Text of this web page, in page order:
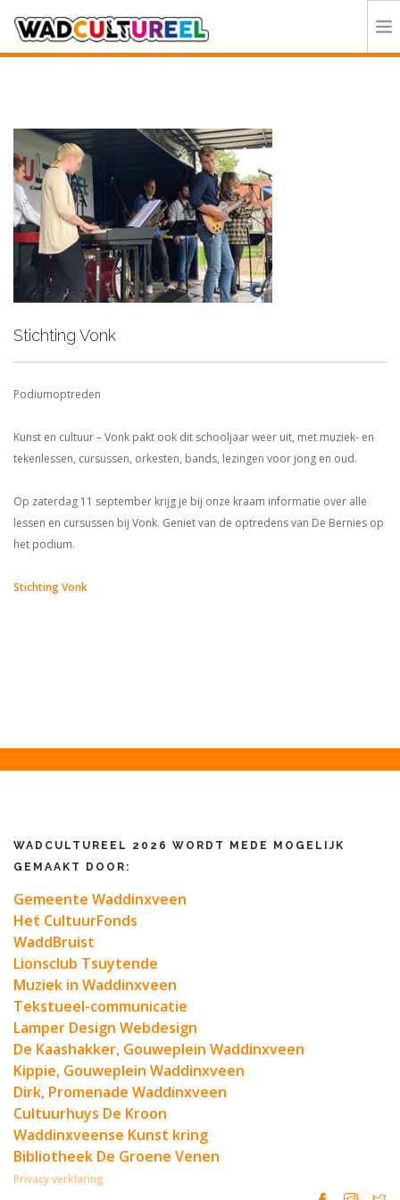
DEELNEMERS
DOE MEE
CONTACT
ORGANISATIE
Stichting Vonk
Podiumoptreden
Kunst en cultuur – Vonk pakt ook dit schooljaar weer uit, met muziek- en
tekenlessen, cursussen, orkesten, bands, lezingen voor jong en oud.
Op zaterdag 11 september krijg je bij onze kraam informatie over alle
lessen en cursussen bij Vonk. Geniet van de optredens van De Bernies op
het podium.
Stichting Vonk
WADCULTUREEL 2026 WORDT MEDE MOGELIJK
GEMAAKT DOOR:
Gemeente Waddinxveen
Het CultuurFonds
WaddBruist
Lionsclub Tsuytende
Muziek in Waddinxveen
Tekstueel-communicatie
Lamper Design Webdesign
De Kaashakker, Gouweplein Waddinxveen
Kippie, Gouweplein Waddinxveen
Dirk, Promenade Waddinxveen
Cultuurhuys De Kroon
Waddinxveense Kunst kring
Bibliotheek De Groene Venen
Privacy verklaring